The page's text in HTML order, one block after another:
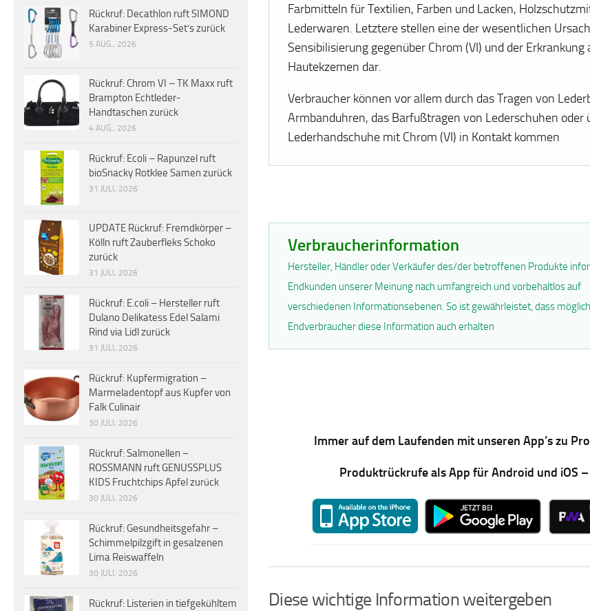
Farbmitteln für Textilien, Farben und Lacken,
Lederwaren. Letztere stellen eine der wesentlichen
Sensibilisierung gegenüber Chrom (VI) und der Erkrankung
Hautekzemen dar.
Verbraucher können vor allem durch das Tragen von
Armbanduhren, das Barfußtragen von Lederschuhen oder
Lederhandschuhe mit Chrom (VI) in Kontakt kommen
Verbraucherinformation
Hersteller, Händler oder Verkäufer des/der betroffenen Produkte
Endkunden unserer Meinung nach umfangreich und vorbehaltlos auf
verschiedenen Informationsebenen. So ist gewährleistet, dass
Endverbraucher diese Information auch erhalten
Immer auf dem Laufenden mit unseren App’s zu
Produktrückrufe als App für Android und iOS –
Diese wichtige Information weitergeben
Rückruf: Decathlon ruft SIMOND
Karabiner Express-Set’s zurück
5 AUG., 2026
Rückruf: Chrom VI – TK Maxx ruft
Brampton Echtleder-
Handtaschen zurück
4 AUG., 2026
Rückruf: Ecoli – Rapunzel ruft
bioSnacky Rotklee Samen zurück
31 JULI, 2026
UPDATE Rückruf: Fremdkörper –
Kölln ruft Zauberfleks Schoko
zurück
31 JULI, 2026
Rückruf: E.coli – Hersteller ruft
Dulano Delikatess Edel Salami
Rind via Lidl zurück
31 JULI, 2026
Rückruf: Kupfermigration –
Marmeladentopf aus Kupfer von
Falk Culinair
30 JULI, 2026
Rückruf: Salmonellen –
ROSSMANN ruft GENUSSPLUS
KIDS Fruchtchips Apfel zurück
30 JULI, 2026
Rückruf: Gesundheitsgefahr –
Schimmelpilzgift in gesalzenen
Lima Reiswaffeln
30 JULI, 2026
Rückruf: Listerien in tiefgekühltem